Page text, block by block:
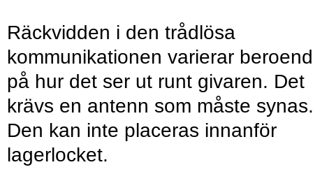
Räckvidden i den trådlösa
kommunikationen varierar
på hur det ser ut runt givaren. Det
krävs en antenn som måste synas.
Den kan inte placeras innanför
lagerlocket.